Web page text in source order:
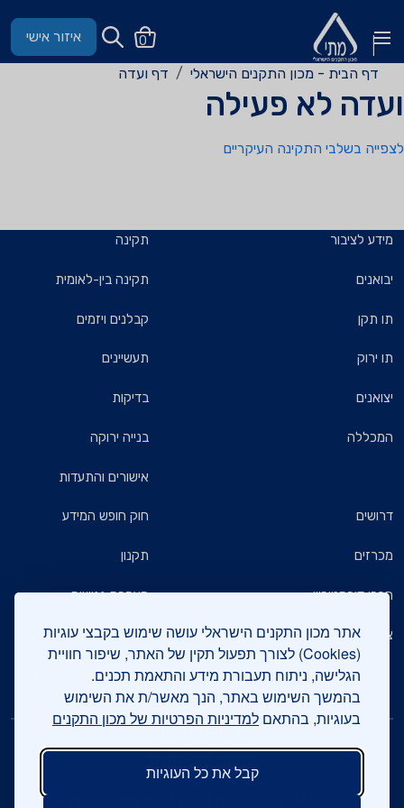
אתר מכון התקנים הישראלי עושה שימוש בקבצי עוגיות
(Cookies) לצורך תפעול תקין של האתר, שיפור חוויית
הגלישה, ניתוח תעבורת מידע והתאמת תכנים.
בהמשך השימוש באתר, הנך מאשר/ת את השימוש
בעוגיות, בהתאם למדיניות הפרטיות של מכון התקנים
קבל את כל העוגיות
0 איזור אישי
דף הבית - מכון התקנים הישראלי דף ועדה
ועדה לא פעילה
לצפייה בשלבי התקינה העיקריים
מידע לציבור
יבואנים
תו תקן
תו ירוק
יצואנים
המכללה
תקינה
תקינה בין-לאומית
קבלנים ויזמים
תעשיינים
בדיקות
בנייה ירוקה
אישורים והתעדות
דרושים
מכרזים
חברי דירקטוריון
צרו קשר
חוק חופש המידע
תקנון
הצהרת נגישות
מדיניות הגנת הפרטיות
שאלות ותשובות כלליות
עיקבו אחרינו
צרו קשר